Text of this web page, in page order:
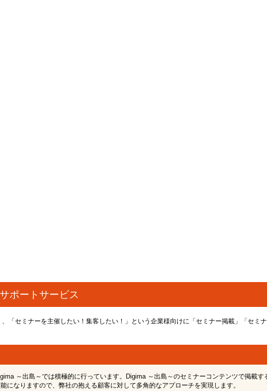
ポートサービス
「セミナーを主催したい！集客したい！」という企業様向けに「セミナー掲載」「セミ
～出島～では積極的に行っています。Digima ～出島～のセミナーコンテンツで掲載
になりますので、弊社の抱える顧客に対して多角的なアプローチを実現します。